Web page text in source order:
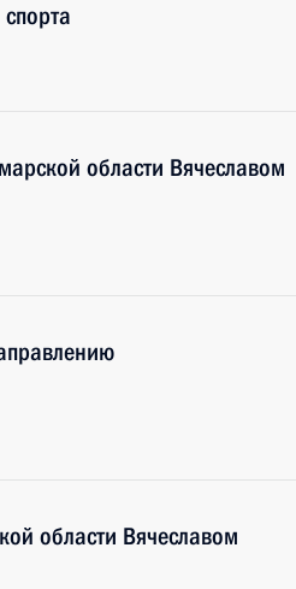
области Вячеславом
области Вячеславом